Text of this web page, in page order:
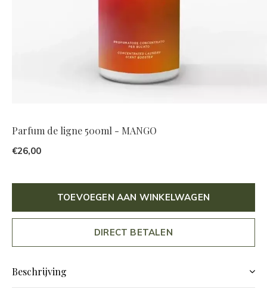
Parfum de ligne 500ml - MANGO
€26,00
TOEVOEGEN AAN WINKELWAGEN
DIRECT BETALEN
Beschrijving